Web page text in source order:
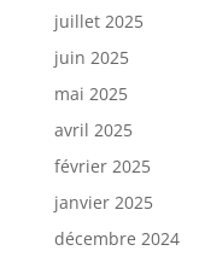
juillet 2025
juin 2025
mai 2025
avril 2025
février 2025
janvier 2025
décembre 2024